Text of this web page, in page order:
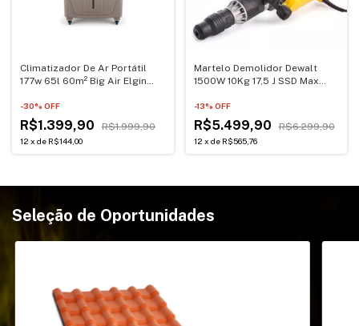
Climatizador De Ar Portátil
177w 65l 60m² Big Air Elgin
-30% OFF
R$1.399,90 R$1.999,90
12 x de R$144,00
Martelo Demolidor Dewalt
1500W 10Kg 17,5 J SSD Max
-13% OFF
R$5.499,90 R$6.299,90
12 x de R$565,76
Seleção de Oportunidades